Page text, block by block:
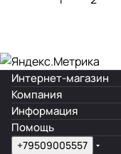
Интернет-магазин
Компания
Информация
Помощь
+79509005557